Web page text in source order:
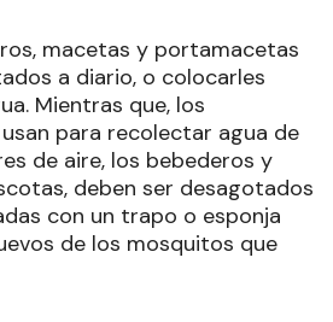
macetas y portamacetas
a diario, o colocarles
Mientras que, los
para recolectar agua de
de aire, los bebederos y
deben ser desagotados
con un trapo o esponja
de los mosquitos que